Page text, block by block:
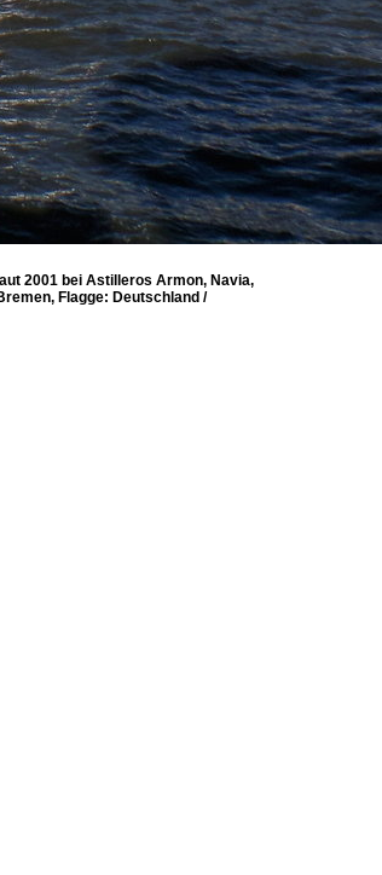
2001 bei Astilleros Armon, Navia,
Flagge: Deutschland /